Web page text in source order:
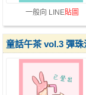
一般向 LINE貼圖
童話午茶 vol.3 彈珠